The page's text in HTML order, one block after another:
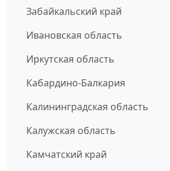
Забайкальский край
Ивановская область
Иркутская область
Кабардино-Балкария
Калининградская область
Калужская область
Камчатский край